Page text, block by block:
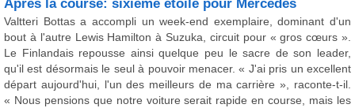
Après la course: sixième étoile pour Mercedes
Valtteri Bottas a accompli un week-end exemplaire, dominant d'un
bout à l'autre Lewis Hamilton à Suzuka, circuit pour « gros cœurs ».
Le Finlandais repousse ainsi quelque peu le sacre de son leader,
qu'il est désormais le seul à pouvoir menacer. « J'ai pris un excellent
départ aujourd'hui, l'un des meilleurs de ma carrière », raconte-t-il.
« Nous pensions que notre voiture serait rapide en course, mais les